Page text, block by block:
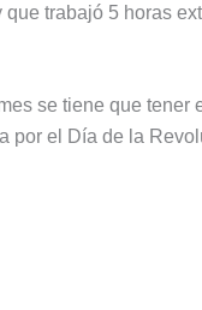
que trabajó 5 horas
se tiene que tener
por el Día de la